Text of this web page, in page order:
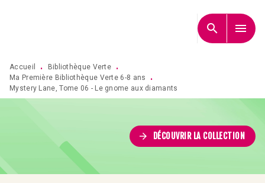
search menu
Accueil • Bibliothèque Verte
•
Ma Première Bibliothèque Verte 6-8 ans
•
Mystery Lane, Tome 06 - Le gnome aux diamants
arrow_forward DÉCOUVRIR LA COLLECTION